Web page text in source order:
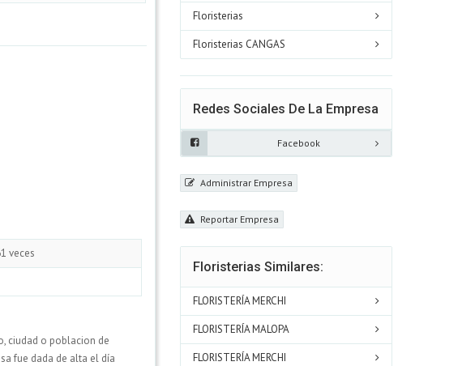
veces
ciudad o poblacion de
fue dada de alta el día
Floristerias
Floristerias CANGAS
Redes Sociales De La Empresa
Facebook
Administrar Empresa
Reportar Empresa
Floristerias Similares:
FLORISTERÍA MERCHI
FLORISTERÍA MALOPA
FLORISTERÍA MERCHI